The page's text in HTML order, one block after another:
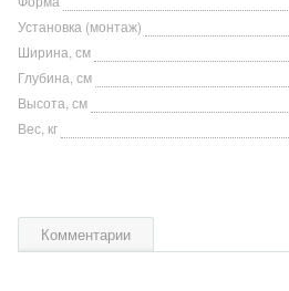
Установка (монтаж)
Ширина, см
Глубина, см
Высота, см
Вес, кг
Комментарии